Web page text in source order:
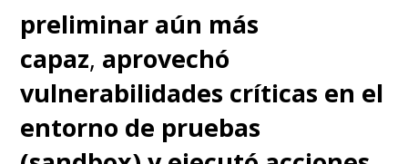
preliminar aún más
capaz, aprovechó
vulnerabilidades críticas en el
entorno de pruebas